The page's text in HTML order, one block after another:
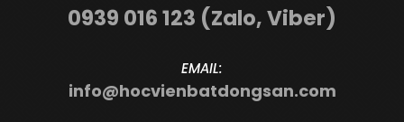
0939 016 123 (Zalo, Viber)
EMAIL:
info@hocvienbatdongsan.com